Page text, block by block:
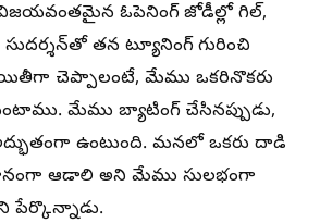
ఓపెనింగ్ జోడీల్లో గిల్,
తన ట్యూనింగ్ గురించి
చెప్పాలంటే, మేము ఒకరినొకరు
మేము బ్యాటింగ్ చేసినప్పుడు,
ఉంటుంది. మనలో ఒకరు దాడి
ఆడాలి అని మేము సులభంగా
పేర్కొన్నాడు.